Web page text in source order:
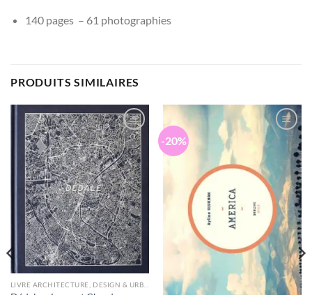
140 pages – 61 photographies
PRODUITS SIMILAIRES
Ajouter
à la
wishlist
-20%
wishlist